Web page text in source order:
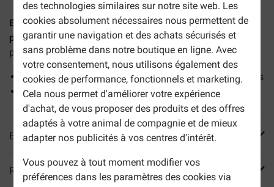
des technologies similaires sur notre site web. Les
cookies absolument nécessaires nous permettent de
garantir une navigation et des achats sécurisés et
sans problème dans notre boutique en ligne. Avec
votre consentement, nous utilisons également des
cookies de performance, fonctionnels et marketing.
Cela nous permet d'améliorer votre expérience
d'achat, de vous proposer des produits et des offres
adaptés à votre animal de compagnie et de mieux
adapter nos publicités à vos centres d'intérêt.
Vous pouvez à tout moment modifier vos
préférences dans les paramètres des cookies via
Beaphar friandises à la graisse de mouton et aux algues
pour chien sont des bonbons sains et savoureux. Un
paquet contient 40 maxi friandises.
Favorise une fonction intestinale et une digestion saines
Favorise un pelage brillant
En savoir plus
Reviews